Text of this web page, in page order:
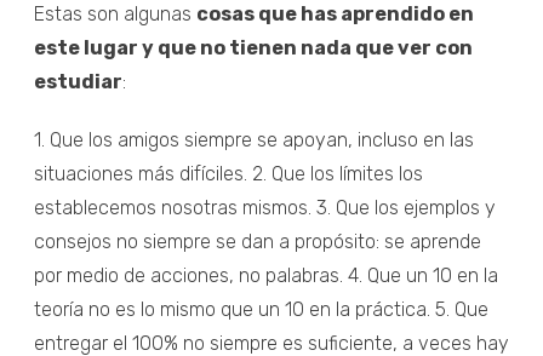
Estas son algunas cosas que has aprendido en
este lugar y que no tienen nada que ver con
estudiar:
1. Que los amigos siempre se apoyan, incluso en las
situaciones más difíciles. 2. Que los límites los
establecemos nosotras mismos. 3. Que los ejemplos y
consejos no siempre se dan a propósito: se aprende
por medio de acciones, no palabras. 4. Que un 10 en la
teoría no es lo mismo que un 10 en la práctica. 5. Que
entregar el 100% no siempre es suficiente, a veces hay